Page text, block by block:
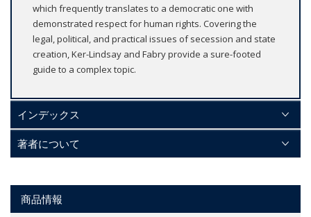
which frequently translates to a democratic one with
demonstrated respect for human rights. Covering the
legal, political, and practical issues of secession and state
creation, Ker-Lindsay and Fabry provide a sure-footed
guide to a complex topic.
インデックス
著者について
商品情報